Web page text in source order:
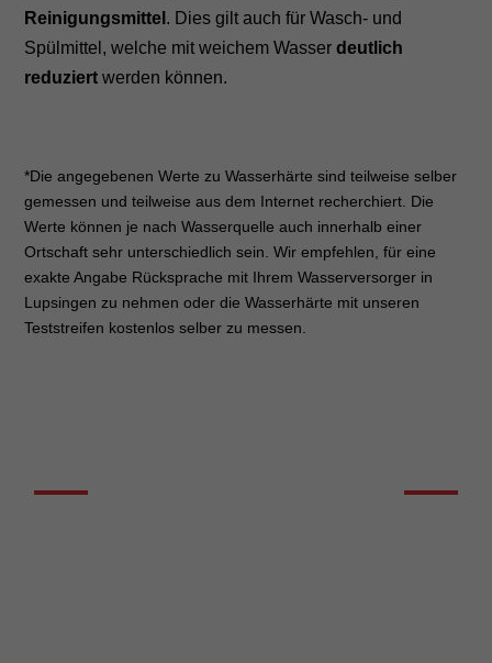
Reinigungsmittel . Dies gilt auch für Wasch- und
Spülmittel, welche mit weichem Wasserdeutlich
reduziert werden können.
*Die angegebenen Werte zu Wasserhärte sind teilweise selber
gemessen und teilweise aus dem Internet recherchiert. Die
Werte können je nach Wasserquelle auch innerhalb einer
Ortschaft sehr unterschiedlich sein. Wir empfehlen, für eine
exakte Angabe Rücksprache mit Ihrem Wasserversorger in
Lupsingen zu nehmen oder die Wasserhärte mit unseren
Teststreifen kostenlos selber zu messen.